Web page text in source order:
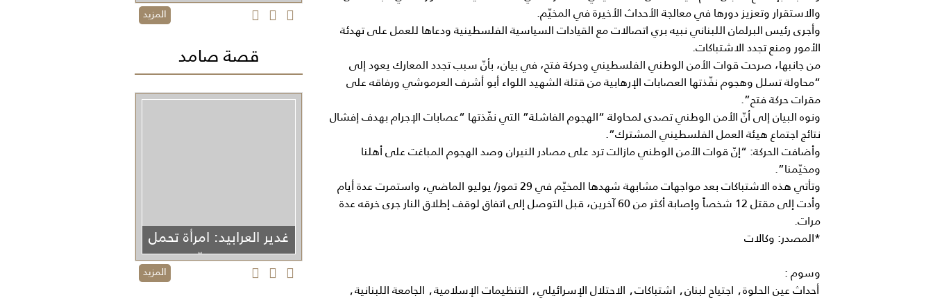
والاستقرار وتعزيز دورها في معالجة الأحداث الأخيرة في المخيّم.
وأجرى رئيس البرلمان اللبناني نبيه بري اتصالات مع القيادات السياسية الفلسطينية ودعاها للعمل على تهدئة
الأمور ومنع تجدد الاشتباكات.
من جانبها، صرحت قوات الأمن الوطني الفلسطيني وحركة فتح، في بيان، بأنّ سبب تجدد المعارك يعود إلى
“محاولة تسلل وهجوم نفّذتها العصابات الإرهابية من قتلة الشهيد اللواء أبو أشرف العرموشي ورفاقه على
مقرات حركة فتح”.
ونوه البيان إلى أنّ الأمن الوطني تصدى لمحاولة “الهجوم الفاشلة” التي نفّذتها “عصابات الإجرام بهدف إفشال
نتائج اجتماع هيئة العمل الفلسطيني المشترك”.
وأضافت الحركة: “إنّ قوات الأمن الوطني مازالت ترد على مصادر النيران وصد الهجوم المباغت على أهلنا
ومخيّمنا”.
وتأتي هذه الاشتباكات بعد مواجهات مشابهة شهدها المخيّم في 29 تموز/ يوليو الماضي، واستمرت عدة أيام
وأدت إلى مقتل 12 شخصاً وإصابة أكثر من 60 آخرين، قبل التوصل إلى اتفاق لوقف إطلاق النار جرى خرقه عدة
مرات.
*المصدر: وكالات
وسوم :
أحداث عين الحلوة, اجتياح لبنان, اشتباكات, الاحتلال الإسرائيلي, التنظيمات الإسلامية, الجامعة اللبنانية,
المزيد
قصة صامد
غدير العرابيد: امرأة تحمل
غزة في كفّيها
المزيد